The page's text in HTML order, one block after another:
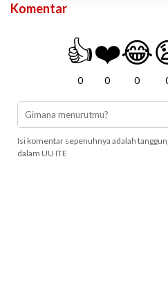
Komentar
👍
0
❤️
0
😂
0
Isi komentar sepenuhnya adalah
dalam UU ITE